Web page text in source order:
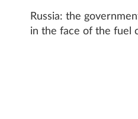
Russia: the
in the face of the fuel